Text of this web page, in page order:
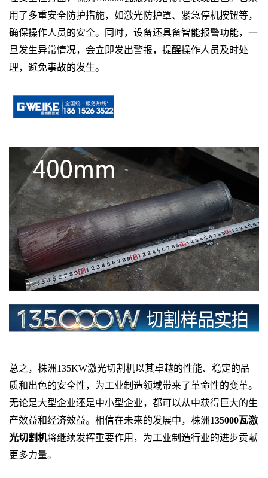
用了多重安全防护措施，如激光防护罩、紧急停机按钮等，
确保操作人员的安全。同时，设备还具备智能报警功能，一
旦发生异常情况，会立即发出警报，提醒操作人员及时处
理，避免事故的发生。
总之，株洲135KW激光切割机以其卓越的性能、稳定的品
质和出色的安全性，为工业制造领域带来了革命性的变革。
无论是大型企业还是中小型企业，都可以从中获得巨大的生
产效益和经济效益。相信在未来的发展中，株洲135000瓦激
光切割机将继续发挥重要作用，为工业制造行业的进步贡献
更多力量。